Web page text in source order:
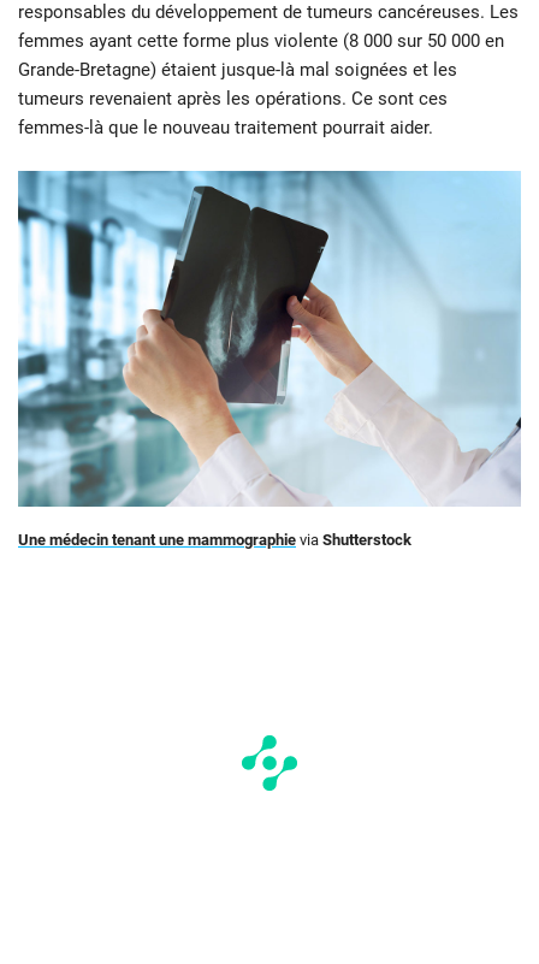
responsables du développement de tumeurs cancéreuses. Les
femmes ayant cette forme plus violente (8 000 sur 50 000 en
Grande-Bretagne) étaient jusque-là mal soignées et les
tumeurs revenaient après les opérations. Ce sont ces
femmes-là que le nouveau traitement pourrait aider.
Une médecin tenant une mammographie via Shutterstock